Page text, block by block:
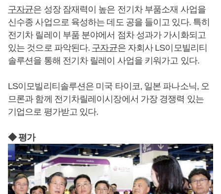
구자균은 성장 잠재력이 높은 전기차 부품소재 사업을
신수종 사업으로 육성하는 데도 공을 들이고 있다. 특히
전기차 릴레이 부품 분야에서 점차 성과가 가시화되고
있는 것으로 파악된다. 구자균은 자회사 LS이모빌리티
솔루션을 통해 전기차 릴레이 사업을 키워가고 있다.
LS이모빌리티솔루션은 미국 타이코, 일본 파나소닉, 오
므론과 함께 전기차릴레이시장에서 가장 경쟁력 있는
기업으로 평가받고 있다.
◆ 평가